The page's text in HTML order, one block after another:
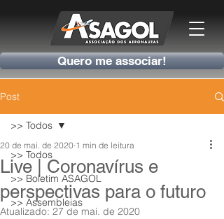
Quero me associar!
Post
>> Todos
>> Boletim ASAGOL
>> Assembleias
>> Todos
Live | Coronavírus e
perspectivas para o futuro
20 de mai. de 2020 1 min de leitura
Atualizado: 27 de mai. de 2020